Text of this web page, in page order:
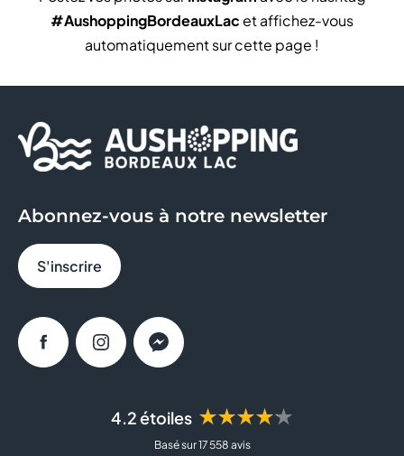
#AushoppingBordeauxLacet affichez-vous
automatiquement sur cette page !
4.2 étoiles ★★★★★
Basé sur 17 558 avis
Abonnez-vous à notre newsletter
S'inscrire
FacebookInstagramMessenger